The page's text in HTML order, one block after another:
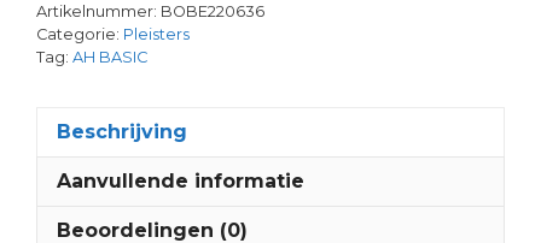
Artikelnummer: BOBE220636
Categorie: Pleisters
Tag: AH BASIC
Beschrijving
Aanvullende informatie
Beoordelingen (0)